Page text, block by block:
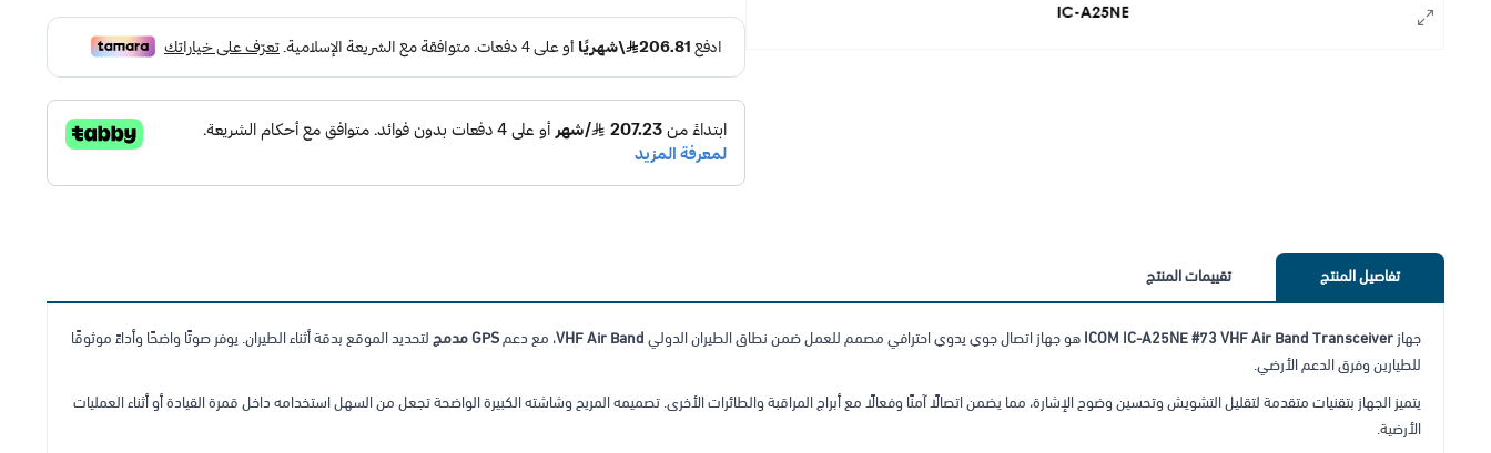
تفاصيل المنتج تقييمات المنتج
جهازICOM IC-A25NE #73 VHF Air Band Transceiverهو جهاز اتصال جوي يدوي احترافي مصمم للعمل ضمن نطاق الطيران الدوليVHF Air Band، مع دعمGPS مدمج
لتحديد الموقع بدقة أثناء الطيران. يوفر صوتًا واضحًا وأداءً موثوقًا
للطيارين وفرق الدعم الأرضي.
يتميز الجهاز بتقنيات متقدمة لتقليل التشويش وتحسين وضوح الإشارة، مما يضمن اتصالًا آمنًا وفعالًا مع أبراج المراقبة والطائرات الأخرى. تصميمه المريح وشاشته الكبيرة الواضحة تجعل من السهل استخدامه داخل قمرة القيادة أو أثناء العمليات
الأرضية.